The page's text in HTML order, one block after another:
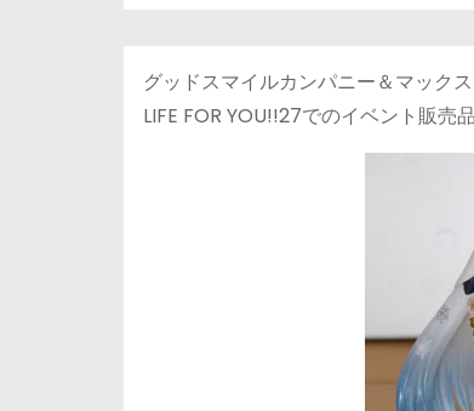
グッドスマイルカンパニー＆マック
LIFE FOR YOU!!27でのイベント販売